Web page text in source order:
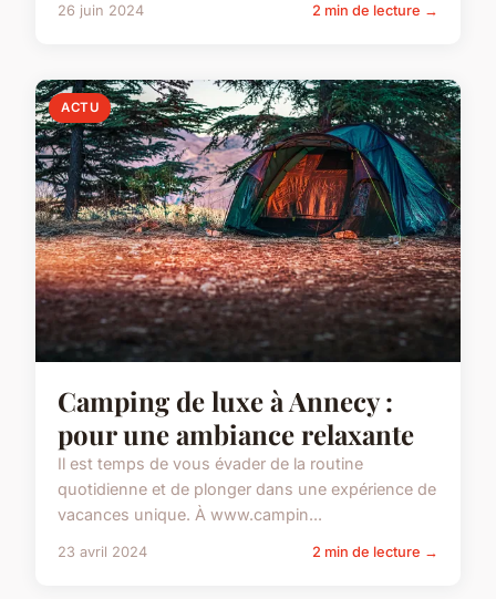
26 juin 2024 2 min de lecture →
ACTU
Camping de luxe à Annecy :
pour une ambiance relaxante
Il est temps de vous évader de la routine
quotidienne et de plonger dans une expérience de
vacances unique. À www.campin...
23 avril 2024 2 min de lecture →